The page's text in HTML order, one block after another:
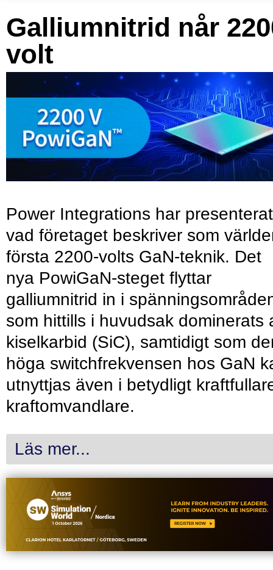
Galliumnitrid når
volt
Power Integrations har presenterat
vad företaget beskriver som
första 2200-volts GaN-teknik. Det
nya PowiGaN-steget flyttar
galliumnitrid in i
som hittills i huvudsak dominerats
kiselkarbid (SiC), samtidigt som
höga switchfrekvensen hos GaN
utnyttjas även i betydligt
kraftomvandlare.
Läs mer...